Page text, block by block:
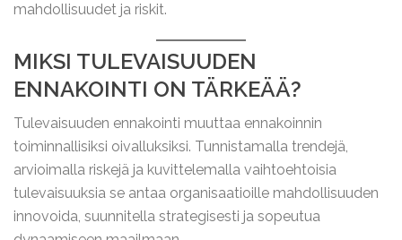
mahdollisuudet ja riskit.
MIKSI TULEVAISUUDEN
ENNAKOINTI ON TÄRKEÄÄ?
Tulevaisuuden ennakointi muuttaa ennakoinnin
toiminnallisiksi oivalluksiksi. Tunnistamalla trendejä,
arvioimalla riskejä ja kuvittelemalla vaihtoehtoisia
tulevaisuuksia se antaa organisaatioille mahdollisuuden
innovoida, suunnitella strategisesti ja sopeutua